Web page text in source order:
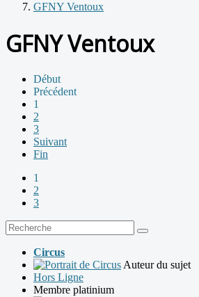
GFNY Ventoux
GFNY Ventoux
Début
Précédent
1
2
3
Suivant
Fin
1
2
3
Circus
Auteur du sujet
Hors Ligne
Membre platinium